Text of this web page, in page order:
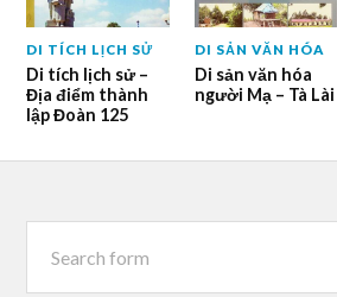
DI TÍCH LỊCH SỬ
Di tích lịch sử –
Địa điểm thành
lập Đoàn 125
DI SẢN VĂN HÓA
Di sản văn hóa
người Mạ – Tà Lài